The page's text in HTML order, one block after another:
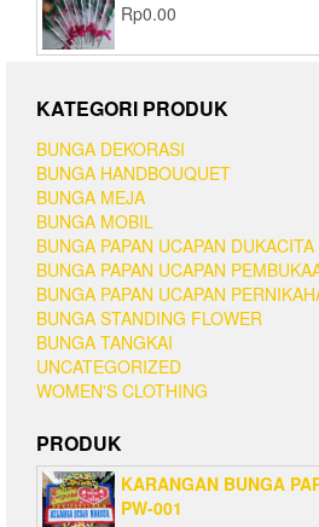
Rp0.00
KATEGORI PRODUK
BUNGA DEKORASI
BUNGA HANDBOUQUET
BUNGA MEJA
BUNGA MOBIL
BUNGA PAPAN UCAPAN DUKACITA
BUNGA PAPAN UCAPAN
BUNGA PAPAN UCAPAN
BUNGA STANDING FLOWER
BUNGA TANGKAI
UNCATEGORIZED
WOMEN'S CLOTHING
PRODUK
KARANGAN BUNGA
PW-001